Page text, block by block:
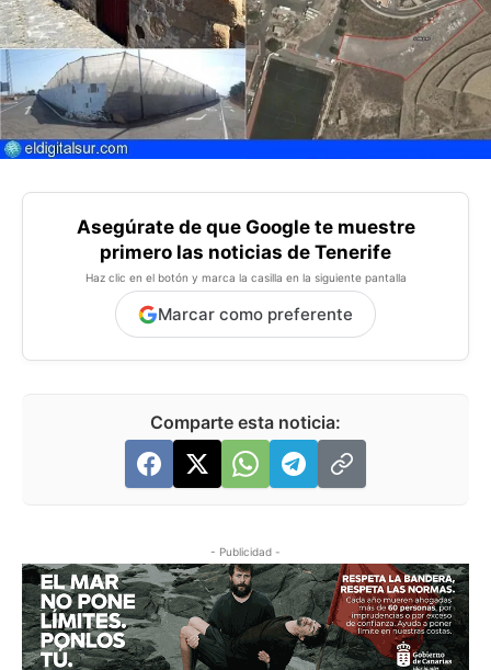
Asegúrate de que Google te muestre
primero las noticias de Tenerife
Haz clic en el botón y marca la casilla en la siguiente pantalla
Marcar como preferente
Comparte esta noticia:
- Publicidad -